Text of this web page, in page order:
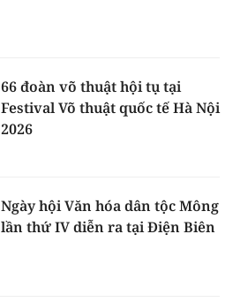
66 đoàn võ thuật hội tụ tại
Festival Võ thuật quốc tế Hà Nội
2026
Ngày hội Văn hóa dân tộc Mông
lần thứ IV diễn ra tại Điện Biên